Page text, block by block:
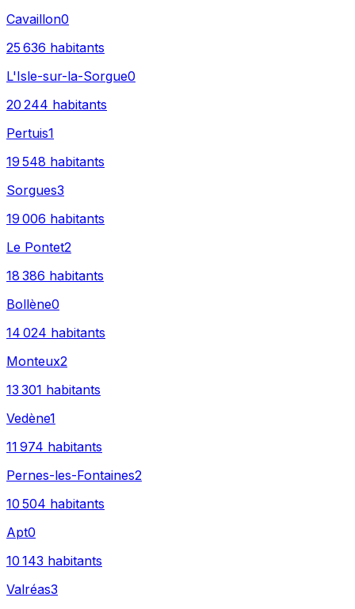
Cavaillon0
25 636 habitants
L'Isle-sur-la-Sorgue0
20 244 habitants
Pertuis1
19 548 habitants
Sorgues3
19 006 habitants
Le Pontet2
18 386 habitants
Bollène0
14 024 habitants
Monteux2
13 301 habitants
Vedène1
11 974 habitants
Pernes-les-Fontaines2
10 504 habitants
Apt0
10 143 habitants
Valréas3